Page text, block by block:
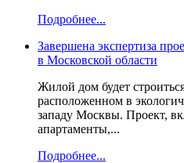
Подробнее...
Завершена экспертиза
в Московской области
Жилой дом будет
расположенном в
западу Москвы. Проект,
апартаменты,...
Подробнее...